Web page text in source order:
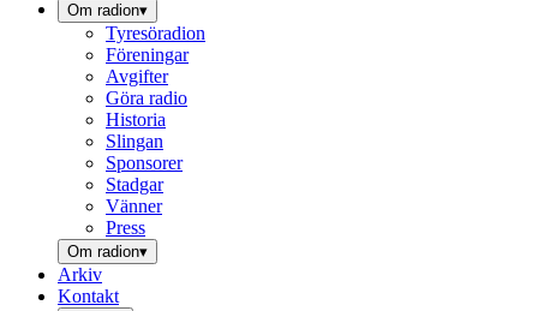
Om radion▾
Tyresöradion
Föreningar
Avgifter
Göra radio
Historia
Slingan
Sponsorer
Stadgar
Vänner
Press
Om radion▾
Arkiv
Kontakt